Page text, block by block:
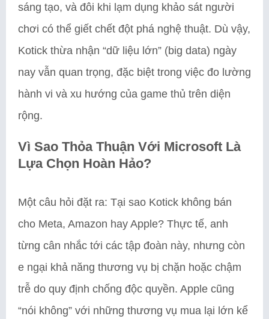
sáng tạo, và đôi khi lạm dụng khảo sát người
chơi có thể giết chết đột phá nghệ thuật. Dù vậy,
Kotick thừa nhận “dữ liệu lớn” (big data) ngày
nay vẫn quan trọng, đặc biệt trong việc đo lường
hành vi và xu hướng của game thủ trên diện
rộng.
Vì Sao Thỏa Thuận Với Microsoft Là
Lựa Chọn Hoàn Hảo?
Một câu hỏi đặt ra: Tại sao Kotick không bán
cho Meta, Amazon hay Apple? Thực tế, anh
từng cân nhắc tới các tập đoàn này, nhưng còn
e ngại khả năng thương vụ bị chặn hoặc chậm
trễ do quy định chống độc quyền. Apple cũng
“nói không” với những thương vụ mua lại lớn kể